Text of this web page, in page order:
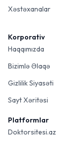
Xəstəxanalar
Korporativ
Haqqımızda
Bizimlə Əlaqə
Gizlilik Siyasəti
Sayt Xəritəsi
Platformlar
Doktorsitesi.az